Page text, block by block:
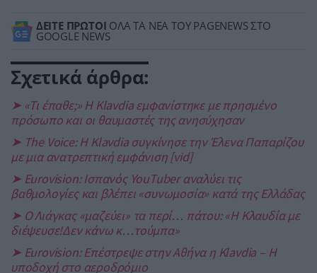
ΔΕΙΤΕ ΠΡΩΤΟΙ ΟΛΑ ΤΑ ΝΕΑ ΤΟΥ PAGENEWS ΣΤΟ
GOOGLE NEWS
Σχετικά άρθρα:
➤ «Τι έπαθε;» Η Klavdia εμφανίστηκε με πρησμένο
πρόσωπο και οι θαυμαστές της ανησύχησαν
➤ The Voice: Η Klavdia συγκίνησε την Έλενα Παπαρίζου
με μια ανατρεπτική εμφάνιση [vid]
➤ Eurovision: Ισπανός YouTuber αναλύει τις
βαθμολογίες και βλέπει «συνωμοσία» κατά της Ελλάδας
➤ Ο Λιάγκας «μαζεύει» τα περί… πάτου: «Η Κλαυδία με
διέψευσε!Δεν κάνω κ…τούμπα»
➤ Eurovision: Επέστρεψε στην Αθήνα η Klavdia – Η
υποδοχή στο αεροδρόμιο